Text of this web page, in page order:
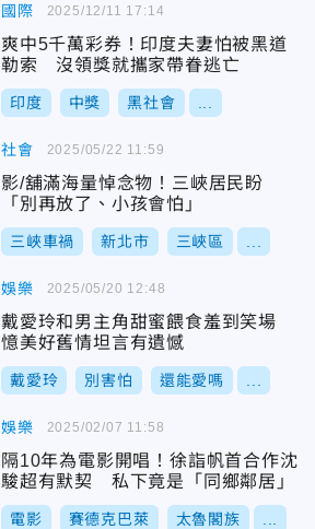
國際
爽中5千萬彩券！印度夫妻怕被黑道
勒索 沒領獎就攜家帶眷逃亡
印度 中獎 黑社會
2025/12/11 17:14
社會
影/舖滿海量悼念物！三峽居民盼
「別再放了、小孩會怕」
三峽車禍 新北市 三峽區
2025/05/22 11:59
娛樂
戴愛玲和男主角甜蜜餵食羞到笑場
憶美好舊情坦言有遺憾
戴愛玲 別害怕 還能愛嗎
2025/05/20 12:48
娛樂
隔10年為電影開唱！徐詣帆首合作沈
駿超有默契 私下竟是「同鄉鄰居」
電影 賽德克巴萊 太魯閣族
2025/02/07 11:58